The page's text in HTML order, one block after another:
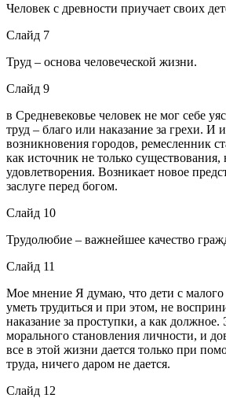
Человек с древности приучает своих
Слайд 7
Труд – основа человеческой жизни.
Слайд 9
в Средневековье человек не мог себе
труд – благо или наказание за грехи. И
возникновения городов, ремесленник
как источник не только
удовлетворения. Возникает новое
заслуге перед богом.
Слайд 10
Трудолюбие – важнейшее качество
Слайд 11
Мое мнение Я думаю, что дети с малого
уметь трудиться и при этом, не
наказание за проступки, а как
морального становления личности, и
все в этой жизни дается только при
труда, ничего даром не дается.
Слайд 12